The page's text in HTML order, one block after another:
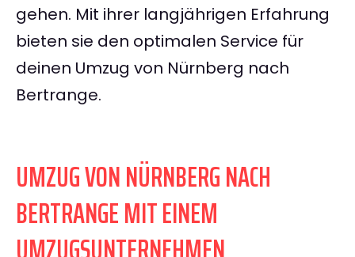
gehen. Mit ihrer langjährigen Erfahrung
bieten sie den optimalen Service für
deinen Umzug von Nürnberg nach
Bertrange.
UMZUG VON NÜRNBERG NACH
BERTRANGE MIT EINEM